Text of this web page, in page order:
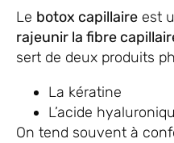
Le botox capillaire est
rajeunir la fibre
sert de deux produits
La kératine
L’acide
On tend souvent à